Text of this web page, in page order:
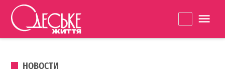
Перейти к содержанию
життя
ОПУБЛИКОВАНО В
НОВОСТИ